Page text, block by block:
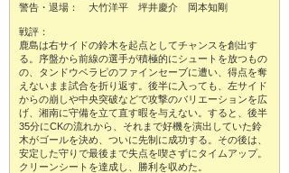
警告・退場： 大竹洋平 坪井慶介 岡本知剛
戦評：
鹿島は右サイドの鈴木を起点としてチャンスを創出す
る。序盤から前線の選手が積極的にシュートを放つもの
の、タンドウベラピのファインセーブに遭い、得点を奪
えないまま試合を折り返す。後半に入っても、左サイド
からの崩しや中央突破などで攻撃のバリエーションを広
げ、湘南に守備を立て直す暇を与えない。すると、後半
35分にCKの流れから、それまで好機を演出していた鈴
木がゴールを決め、ついに先制に成功する。その後は、
安定した守りで最後まで失点を喫さずにタイムアップ。
クリーンシートを達成し、勝利を収めた。